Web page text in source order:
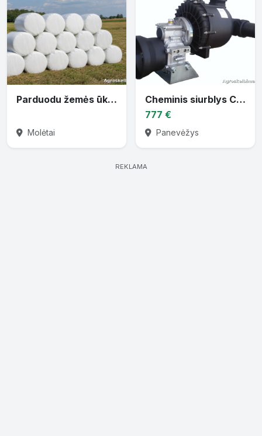
Parduodu žemės ūkio techniką
Molėtai
Cheminis siurblys CTP-30 varomas traktoriaus darbiniu velenu
777 €
Panevėžys
REKLAMA